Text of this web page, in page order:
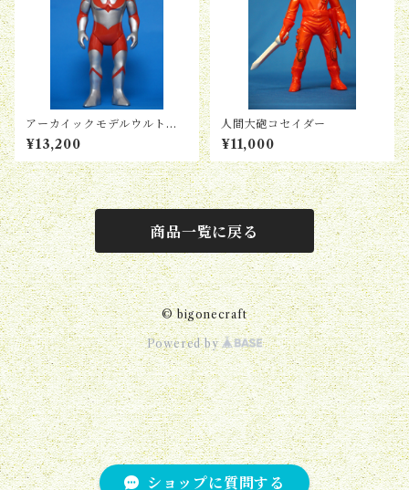
ショップに質問する
アーカイックモデルウルトラ
マン
¥13,200
人間大砲コセイダー
¥11,000
商品一覧に戻る
© bigonecraft
Powered by